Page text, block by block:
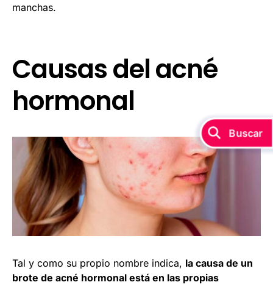
manchas.
Causas del acné
hormonal
Tal y como su propio nombre indica, la causa de un
brote de acné hormonal está en las propias